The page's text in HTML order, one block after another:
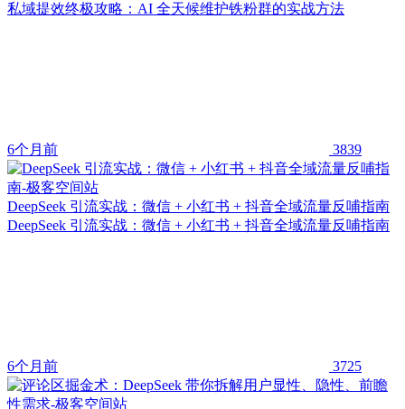
私域提效终极攻略：AI 全天候维护铁粉群的实战方法
6个月前 3839
DeepSeek 引流实战：微信 + 小红书 + 抖音全域流量反哺指南
DeepSeek 引流实战：微信 + 小红书 + 抖音全域流量反哺指南
6个月前 3725